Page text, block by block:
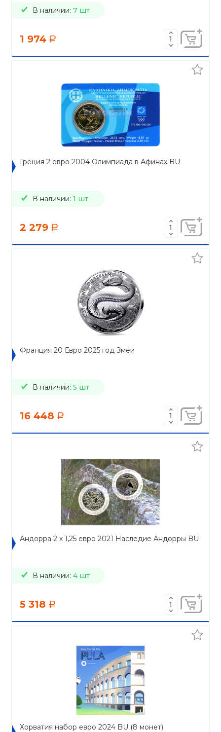
В наличии: 7 шт
1 974 a
Греция 2 евро 2004 Олимпиада в Афинах BU
В наличии: 1 шт
2 279 a
Франция 20 Евро 2025 год Змеи
В наличии: 5 шт
16 448 a
Андорра 2 x 1,25 евро 2021 Наследие Андорры BU
В наличии: 4 шт
5 318 a
Хорватия набор евро 2024 BU (8 монет)